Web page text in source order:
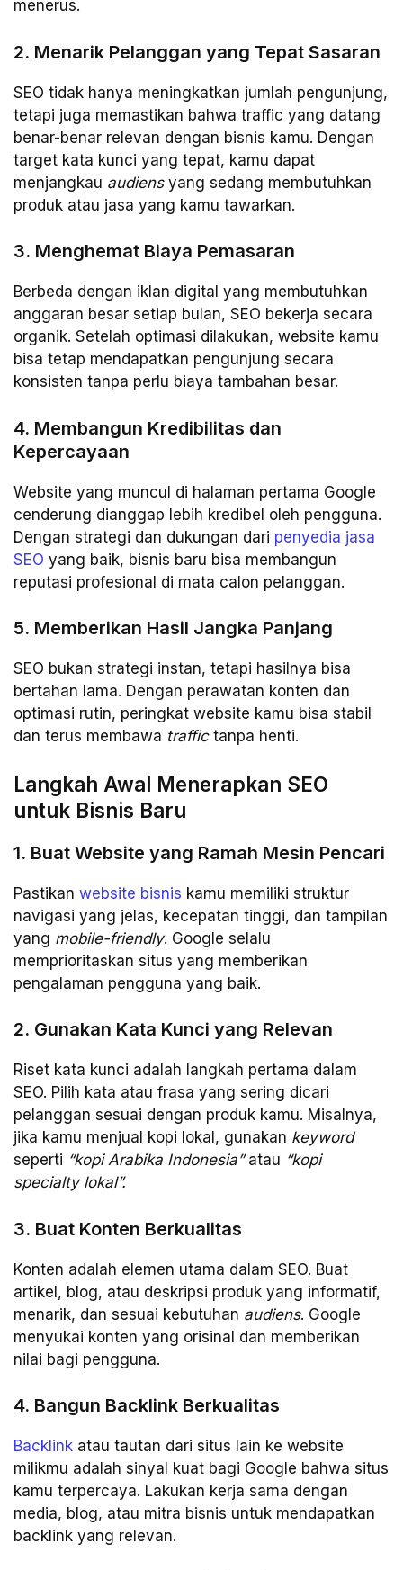
menerus.
2. Menarik Pelanggan yang Tepat Sasaran
SEO tidak hanya meningkatkan jumlah pengunjung,
tetapi juga memastikan bahwa traffic yang datang
benar-benar relevan dengan bisnis kamu. Dengan
target kata kunci yang tepat, kamu dapat
menjangkau audiensyang sedang membutuhkan
produk atau jasa yang kamu tawarkan.
3. Menghemat Biaya Pemasaran
Berbeda dengan iklan digital yang membutuhkan
anggaran besar setiap bulan, SEO bekerja secara
organik. Setelah optimasi dilakukan, website kamu
bisa tetap mendapatkan pengunjung secara
konsisten tanpa perlu biaya tambahan besar.
4. Membangun Kredibilitas dan
Kepercayaan
Website yang muncul di halaman pertama Google
cenderung dianggap lebih kredibel oleh pengguna.
Dengan strategi dan dukungan dari penyedia jasa
SEO yang baik, bisnis baru bisa membangun
reputasi profesional di mata calon pelanggan.
5. Memberikan Hasil Jangka Panjang
SEO bukan strategi instan, tetapi hasilnya bisa
bertahan lama. Dengan perawatan konten dan
optimasi rutin, peringkat website kamu bisa stabil
dan terus membawa traffictanpa henti.
Langkah Awal Menerapkan SEO
untuk Bisnis Baru
1. Buat Website yang Ramah Mesin Pencari
Pastikan website bisnis kamu memiliki struktur
navigasi yang jelas, kecepatan tinggi, dan tampilan
yang mobile-friendly. Google selalu
memprioritaskan situs yang memberikan
pengalaman pengguna yang baik.
2. Gunakan Kata Kunci yang Relevan
Riset kata kunci adalah langkah pertama dalam
SEO. Pilih kata atau frasa yang sering dicari
pelanggan sesuai dengan produk kamu. Misalnya,
jika kamu menjual kopi lokal, gunakan keyword
seperti “kopi Arabika Indonesia”atau “kopi
specialty lokal”.
3. Buat Konten Berkualitas
Konten adalah elemen utama dalam SEO. Buat
artikel, blog, atau deskripsi produk yang informatif,
menarik, dan sesuai kebutuhan audiens. Google
menyukai konten yang orisinal dan memberikan
nilai bagi pengguna.
4. Bangun Backlink Berkualitas
Backlink atau tautan dari situs lain ke website
milikmu adalah sinyal kuat bagi Google bahwa situs
kamu terpercaya. Lakukan kerja sama dengan
media, blog, atau mitra bisnis untuk mendapatkan
backlink yang relevan.